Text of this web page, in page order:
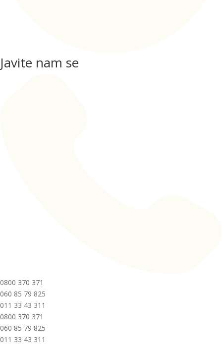
Javite nam se
0800 370 371
060 85 79 825
011 33 43 311
0800 370 371
060 85 79 825
011 33 43 311